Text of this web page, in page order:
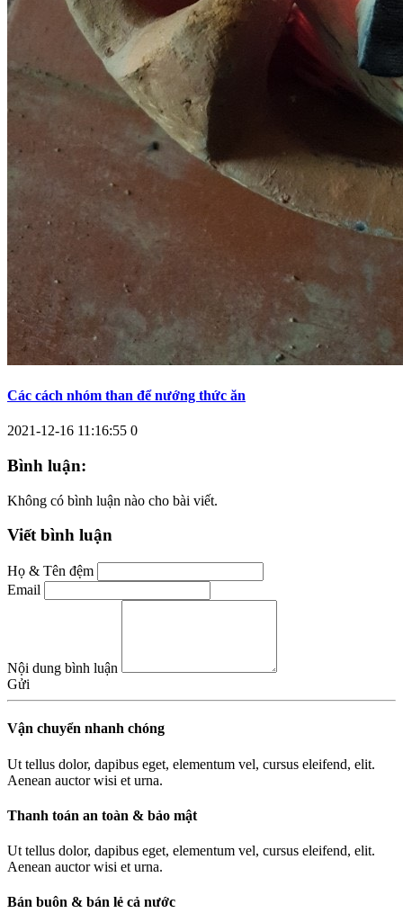
Các cách nhóm than để nướng thức ăn
2021-12-16 11:16:55 0
Bình luận:
Không có bình luận nào cho bài viết.
Viết bình luận
Họ & Tên đệm
Email
Nội dung bình luận
Gửi
Vận chuyển nhanh chóng
Ut tellus dolor, dapibus eget, elementum vel, cursus eleifend, elit.
Aenean auctor wisi et urna.
Thanh toán an toàn & bảo mật
Ut tellus dolor, dapibus eget, elementum vel, cursus eleifend, elit.
Aenean auctor wisi et urna.
Bán buôn & bán lẻ cả nước